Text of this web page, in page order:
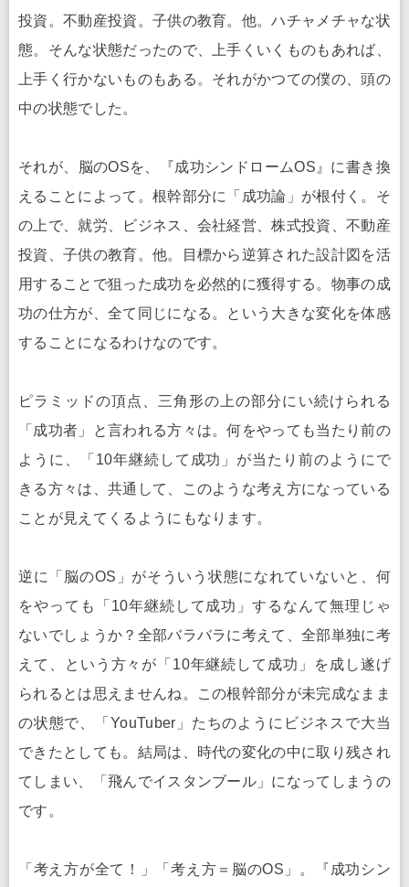
投資。不動産投資。子供の教育。他。ハチャメチャな状
態。そんな状態だったので、上手くいくものもあれば、
上手く行かないものもある。それがかつての僕の、頭の
中の状態でした。
それが、脳のOSを、『成功シンドロームOS』に書き換
えることによって。根幹部分に「成功論」が根付く。そ
の上で、就労、ビジネス、会社経営、株式投資、不動産
投資、子供の教育。他。目標から逆算された設計図を活
用することで狙った成功を必然的に獲得する。物事の成
功の仕方が、全て同じになる。という大きな変化を体感
することになるわけなのです。
ピラミッドの頂点、三角形の上の部分にい続けられる
「成功者」と言われる方々は。何をやっても当たり前の
ように、「10年継続して成功」が当たり前のようにで
きる方々は、共通して、このような考え方になっている
ことが見えてくるようにもなります。
逆に「脳のOS」がそういう状態になれていないと、何
をやっても「10年継続して成功」するなんて無理じゃ
ないでしょうか？全部バラバラに考えて、全部単独に考
えて、という方々が「10年継続して成功」を成し遂げ
られるとは思えませんね。この根幹部分が未完成なまま
の状態で、「YouTuber」たちのようにビジネスで大当
できたとしても。結局は、時代の変化の中に取り残され
てしまい、「飛んでイスタンブール」になってしまうの
です。
「考え方が全て！」「考え方＝脳のOS」。『成功シン